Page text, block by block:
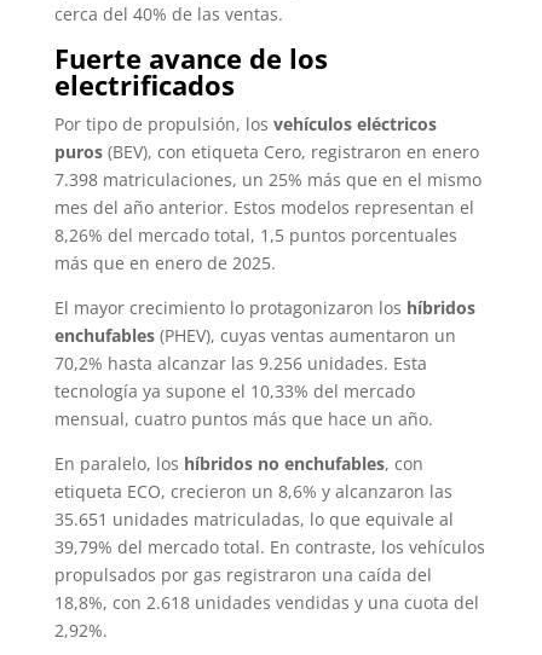
cerca del 40% de las ventas.
Fuerte avance de los
electrificados
Por tipo de propulsión, los vehículos eléctricos
puros(BEV), con etiqueta Cero, registraron en enero
7.398 matriculaciones, un 25% más que en el mismo
mes del año anterior. Estos modelos representan el
8,26% del mercado total, 1,5 puntos porcentuales
más que en enero de 2025.
El mayor crecimiento lo protagonizaron los híbridos
enchufables(PHEV), cuyas ventas aumentaron un
70,2% hasta alcanzar las 9.256 unidades. Esta
tecnología ya supone el 10,33% del mercado
mensual, cuatro puntos más que hace un año.
En paralelo, los híbridos no enchufables, con
etiqueta ECO, crecieron un 8,6% y alcanzaron las
35.651 unidades matriculadas, lo que equivale al
39,79% del mercado total. En contraste, los vehículos
propulsados por gas registraron una caída del
18,8%, con 2.618 unidades vendidas y una cuota del
2,92%.